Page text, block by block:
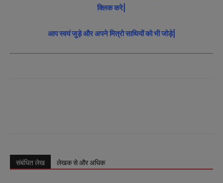
क्लिक करे|
आप स्वयं जुड़े और अपने मित्रो साथियों को भी जोड़े|
संबंधित लेख लेखक से और अधिक